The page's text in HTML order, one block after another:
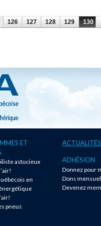
126 127 128 129 130
ET
astucieux
en
pneus
ACTUALITÉS
ADHÉSION
Donnez pour
Dons
Devenez